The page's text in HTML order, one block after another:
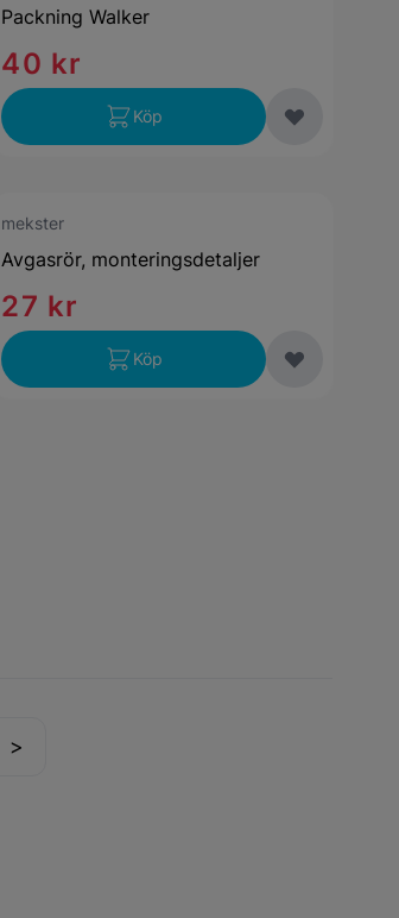
Packning Walker
40 kr
Köp
mekster
Avgasrör, monteringsdetaljer
27 kr
Köp